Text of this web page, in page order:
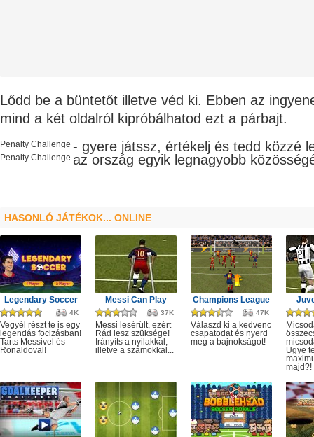
Lődd be a büntetőt illetve véd ki. Ebben az
mind a két oldalról kipróbálhatod ezt a párbajt.
Penalty Challenge - gyere játssz, értékelj és tedd közzé
az ország egyik legnagyobb
Penalty Challenge
HASONLÓ JÁTÉKOK... ONLINE
Legendary Soccer
4K
Vegyél részt te is egy
legendás focizásban!
Tarts Messivel és
Ronaldoval!
Messi Can Play
37K
Messi lesérült, ezért
Rád lesz szüksége!
Irányíts a nyilakkal,
illetve a számokkal...
Champions League
47K
Válaszd ki a kedvenc
csapatodat és nyerd
meg a bajnokságot!
Ugye
majd?!